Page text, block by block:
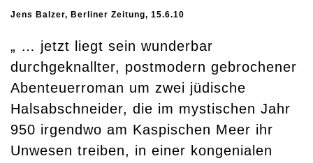
Jens Balzer, Berliner Zeitung, 15.6.10
„ … jetzt liegt sein wunderbar
durchgeknallter, postmodern gebrochener
Abenteuerroman um zwei jüdische
Halsabschneider, die im mystischen Jahr
950 irgendwo am Kaspischen Meer ihr
Unwesen treiben, in einer kongenialen